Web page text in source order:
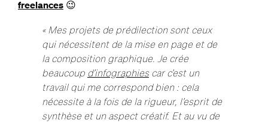
freelances😉
« Mes projets de prédilection sont ceux
qui nécessitent de la mise en page et de
la composition graphique. Je crée
beaucoup d’infographiescar c’est un
travail qui me correspond bien : cela
nécessite à la fois de la rigueur, l’esprit de
synthèse et un aspect créatif. Etau vu de